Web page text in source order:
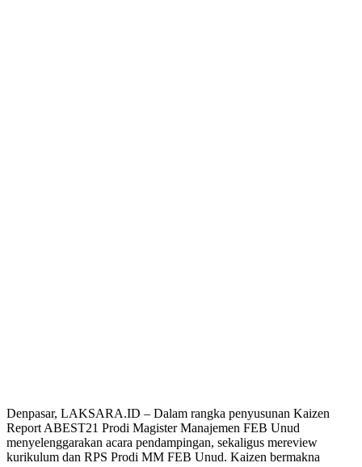
Denpasar, LAKSARA.ID – Dalam rangka penyusunan Kaizen
Report ABEST21 Prodi Magister Manajemen FEB Unud
menyelenggarakan acara pendampingan, sekaligus mereview
kurikulum dan RPS Prodi MM FEB Unud. Kaizen bermakna